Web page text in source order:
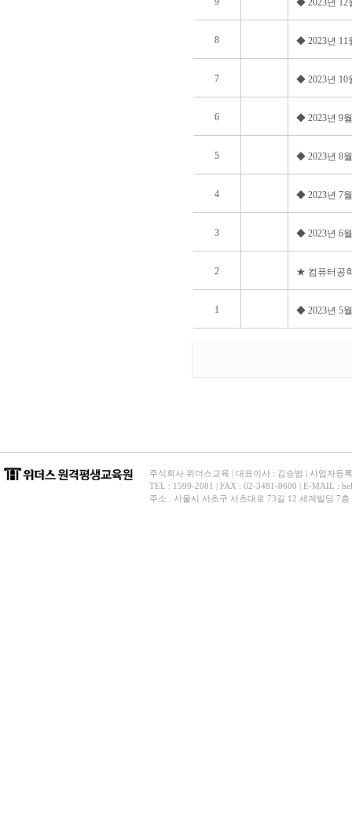
◆ 2023년 12
8 ◆ 2023년 11
7 ◆ 2023년 10
6 ◆ 2023년 9
5 ◆ 2023년 8
4 ◆ 2023년 7
3 ◆ 2023년 6
2 ★ 컴퓨터공
1 ◆ 2023년 5
주식회사 위더스교육 | 대표이사 : 김승범 | 사업자등
TEL : 1599-2081 | FAX : 02-3481-0600 | E-MAIL :
주소 : 서울시 서초구 서초대로 73길 12 세계빌딩 7층